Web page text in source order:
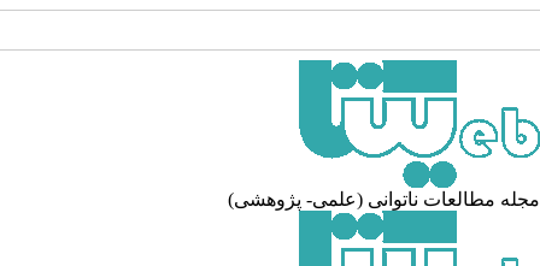
مطالعات ناتوانی (علمی- پژوهشی)